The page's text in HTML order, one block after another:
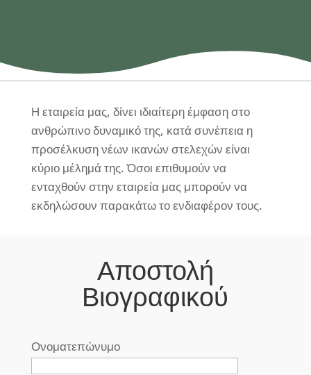
Η εταιρεία μας, δίνει ιδιαίτερη έμφαση στο
ανθρώπινο δυναμικό της, κατά συνέπεια η
προσέλκυση νέων ικανών στελεχών είναι
κύριο μέλημά της. Όσοι επιθυμούν να
ενταχθούν στην εταιρεία μας μπορούν να
εκδηλώσουν παρακάτω το ενδιαφέρον τους.
Αποστολή
Βιογραφικού
Ονοματεπώνυμο